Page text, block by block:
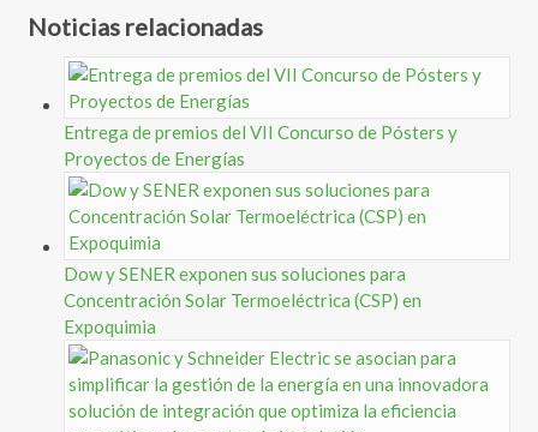
Noticias relacionadas
Entrega de premios del VII Concurso de Pósters y
Proyectos de Energías
Dow y SENER exponen sus soluciones para
Concentración Solar Termoeléctrica (CSP) en
Expoquimia